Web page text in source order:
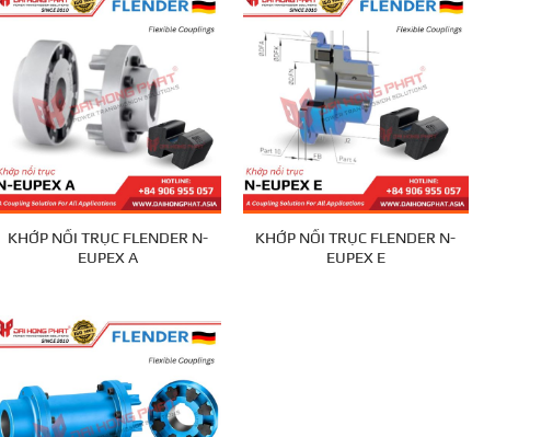
KHỚP NỐI TRỤC FLENDER N-
EUPEX A
KHỚP NỐI TRỤC FLENDER N-
EUPEX E